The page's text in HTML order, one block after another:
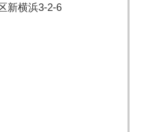
新横浜3-2-6